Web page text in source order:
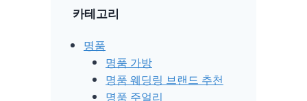
카테고리
명품
명품 가방
명품 웨딩링 브랜드 추천
명품 주얼리